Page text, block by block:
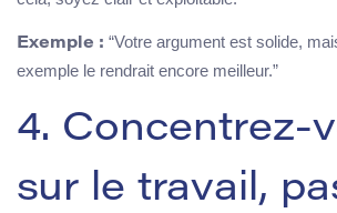
Exemple : “Votre argument est solide,
exemple le rendrait encore meilleur.”
4. Concentrez-
sur le travail,